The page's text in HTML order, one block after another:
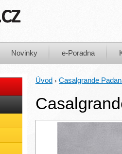
Novinky e-Poradna
Úvod › Casalgrande